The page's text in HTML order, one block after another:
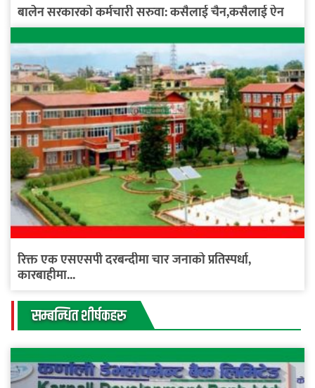
बालेन सरकारको कर्मचारी सरुवा: कसैलाई चैन,कसैलाई ऐन
रिक्त एक एसएसपी दरबन्दीमा चार जनाको प्रतिस्पर्धा,
कारबाहीमा...
सम्बन्धित शीर्षकहरु